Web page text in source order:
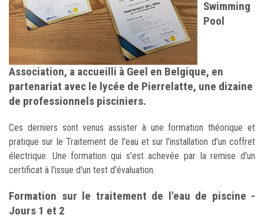
Swimming
Pool
Association, a accueilli à Geel en Belgique, en
partenariat avec le lycée de Pierrelatte, une dizaine
de professionnels pisciniers.
Ces derniers sont venus assister à une formation théorique et
pratique sur le Traitement de l'eau et sur l'installation d'un coffret
électrique. Une formation qui s'est achevée par la remise d'un
certificat à l'issue d'un test d'évaluation.
Formation sur le traitement de l'eau de piscine -
Jours 1 et 2